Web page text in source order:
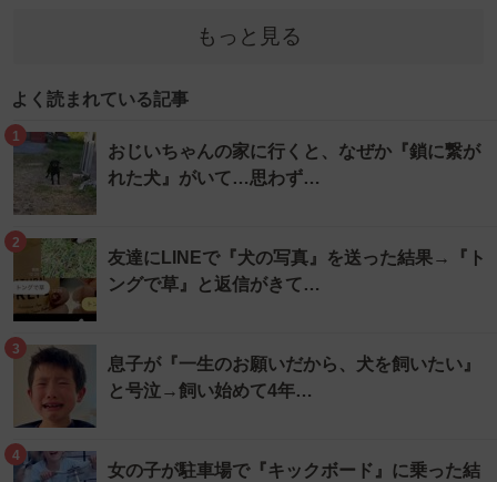
もっと見る
よく読まれている記事
1
おじいちゃんの家に行くと、なぜか『鎖に繋が
れた犬』がいて…思わず…
2
友達にLINEで『犬の写真』を送った結果→『ト
ングで草』と返信がきて…
3
息子が『一生のお願いだから、犬を飼いたい』
と号泣→飼い始めて4年…
4
女の子が駐車場で『キックボード』に乗った結